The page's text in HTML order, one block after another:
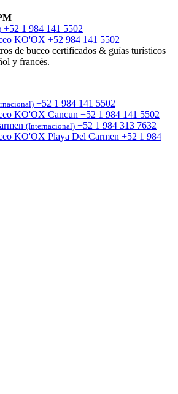
+52 1 984 141 5502
KO'OX +52 984 141 5502
de buceo certificados & guías turísticos
y francés.
+52 1 984 141 5502
KO'OX Cancun +52 1 984 141 5502
(Internacional) +52 1 984 313 7632
KO'OX Playa Del Carmen +52 1 984